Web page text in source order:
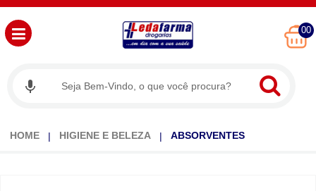
00
HOME HIGIENE E BELEZA ABSORVENTES